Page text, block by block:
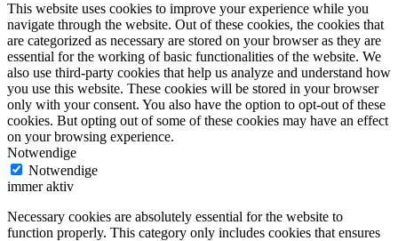
This website uses cookies to improve your experience while you
navigate through the website. Out of these cookies, the cookies that
are categorized as necessary are stored on your browser as they are
essential for the working of basic functionalities of the website. We
also use third-party cookies that help us analyze and understand how
you use this website. These cookies will be stored in your browser
only with your consent. You also have the option to opt-out of these
cookies. But opting out of some of these cookies may have an effect
on your browsing experience.
Notwendige
Notwendige
immer aktiv
Necessary cookies are absolutely essential for the website to
function properly. This category only includes cookies that ensures